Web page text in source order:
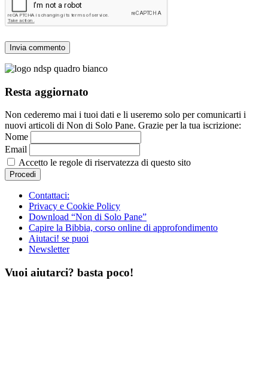
Resta aggiornato
Non cederemo mai i tuoi dati e li useremo solo per comunicarti i
nuovi articoli di Non di Solo Pane. Grazie per la tua iscrizione:
Nome
Email
Accetto le regole di riservatezza di questo sito
Contattaci:
Privacy e Cookie Policy
Download “Non di Solo Pane”
Capire la Bibbia, corso online di approfondimento
Aiutaci! se puoi
Newsletter
Vuoi aiutarci? basta poco!